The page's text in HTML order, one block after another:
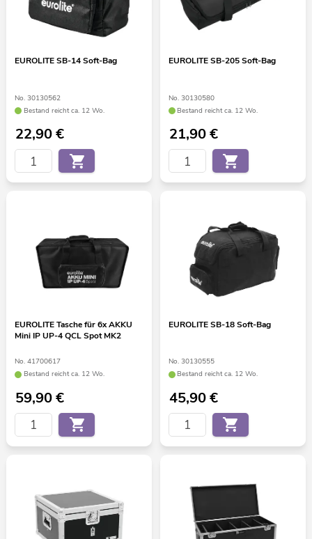
EUROLITE SB-14 Soft-Bag
No. 30130562
Bestand reicht ca. 12 Wo.
22,90€
EUROLITE SB-205 Soft-Bag
No. 30130580
Bestand reicht ca. 12 Wo.
21,90€
EUROLITE Tasche für 6x AKKU
Mini IP UP-4 QCL Spot MK2
No. 41700617
Bestand reicht ca. 12 Wo.
59,90€
EUROLITE SB-18 Soft-Bag
No. 30130555
Bestand reicht ca. 12 Wo.
45,90€